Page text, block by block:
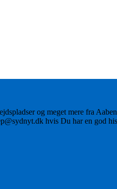
og meget mere fra
hvis Du har en god